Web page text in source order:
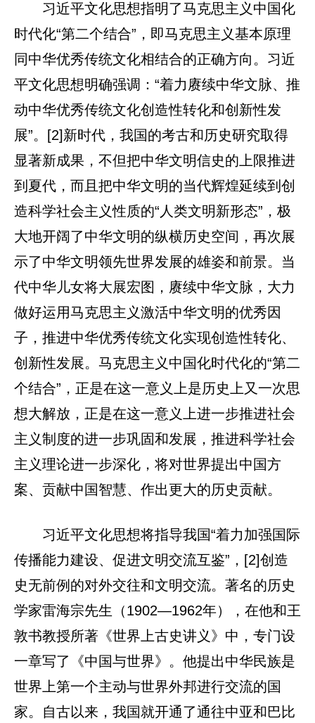
习近平文化思想指明了马克思主义中国化
时代化“第二个结合”，即马克思主义基本原理
同中华优秀传统文化相结合的正确方向。习近
平文化思想明确强调：“着力赓续中华文脉、推
动中华优秀传统文化创造性转化和创新性发
展”。[2]新时代，我国的考古和历史研究取得
显著新成果，不但把中华文明信史的上限推进
到夏代，而且把中华文明的当代辉煌延续到创
造科学社会主义性质的“人类文明新形态”，极
大地开阔了中华文明的纵横历史空间，再次展
示了中华文明领先世界发展的雄姿和前景。当
代中华儿女将大展宏图，赓续中华文脉，大力
做好运用马克思主义激活中华文明的优秀因
子，推进中华优秀传统文化实现创造性转化、
创新性发展。马克思主义中国化时代化的“第二
个结合”，正是在这一意义上是历史上又一次思
想大解放，正是在这一意义上进一步推进社会
主义制度的进一步巩固和发展，推进科学社会
主义理论进一步深化，将对世界提出中国方
案、贡献中国智慧、作出更大的历史贡献。
习近平文化思想将指导我国“着力加强国际
传播能力建设、促进文明交流互鉴”，[2]创造
史无前例的对外交往和文明交流。著名的历史
学家雷海宗先生（1902—1962年），在他和王
敦书教授所著《世界上古史讲义》中，专门设
一章写了《中国与世界》。他提出中华民族是
世界上第一个主动与世界外邦进行交流的国
家。自古以来，我国就开通了通往中亚和巴比